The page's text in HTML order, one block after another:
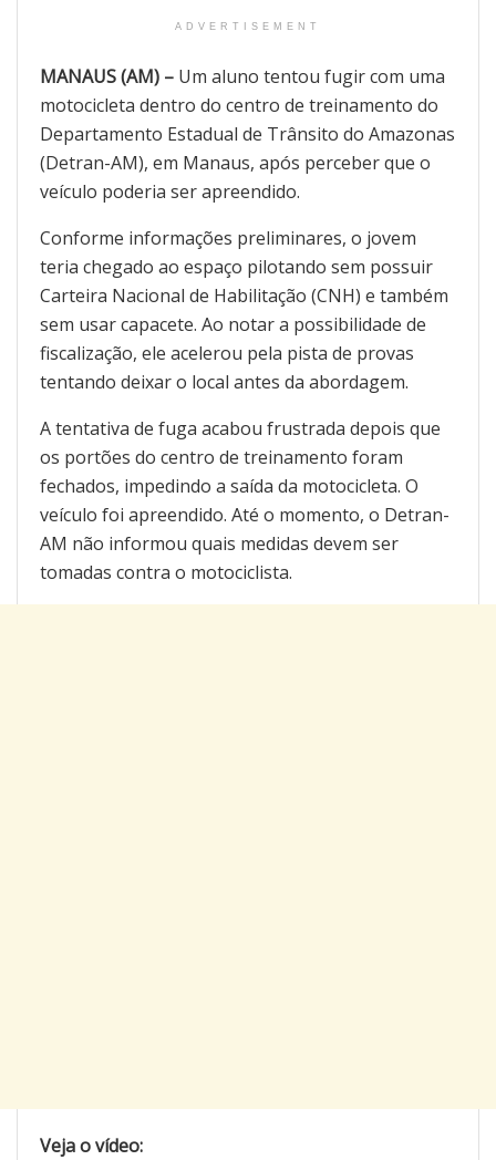
ADVERTISEMENT
MANAUS (AM) – Um aluno tentou fugir com uma
motocicleta dentro do centro de treinamento do
Departamento Estadual de Trânsito do Amazonas
(Detran-AM), em Manaus, após perceber que o
veículo poderia ser apreendido.
Conforme informações preliminares, o jovem
teria chegado ao espaço pilotando sem possuir
Carteira Nacional de Habilitação (CNH) e também
sem usar capacete. Ao notar a possibilidade de
fiscalização, ele acelerou pela pista de provas
tentando deixar o local antes da abordagem.
A tentativa de fuga acabou frustrada depois que
os portões do centro de treinamento foram
fechados, impedindo a saída da motocicleta. O
veículo foi apreendido. Até o momento, o Detran-
AM não informou quais medidas devem ser
tomadas contra o motociclista.
Veja o vídeo: